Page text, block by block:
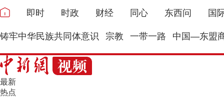
即时 时政 财经 同心 东西问 国
铸牢中华民族共同体意识 宗教 一带一路 中国—东盟
最新
热点